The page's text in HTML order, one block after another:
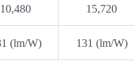
10,480 15,720
(lm/W) 131 (lm/W)